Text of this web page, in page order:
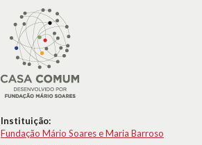
Instituição:
Fundação Mário Soares e Maria Barroso